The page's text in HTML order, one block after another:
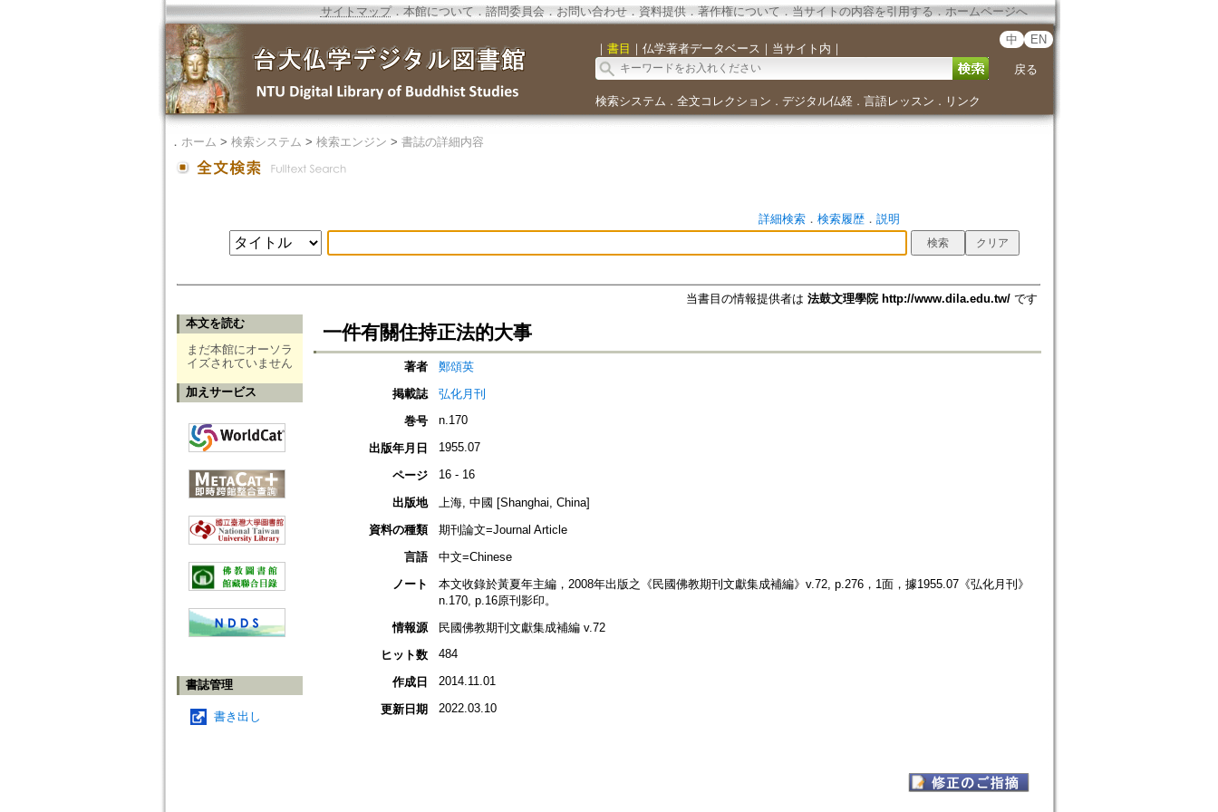
サイトマップ．本館について ． 諮問委員会． お問い合わせ． 資料提供． 著作権について．当サイトの内容を引用する ． ホームページへ
｜ 書目 ｜ 仏学著者データベース ｜ 当サイト内 ｜
中 EN
戻る
検索システム ． 全文コレクション ． デジタル仏経． 言語レッスン ． リンク
． ホーム > 検索システム > 検索エンジン > 書誌の詳細内容
詳細検索． 検索履歴． 説明
当書目の情報提供者は 法鼓文理學院 http://www.dila.edu.tw/です
本文を読む
まだ本館にオーソラ
イズされていません
加えサービス
書誌管理
書き出し
一件有關住持正法的大事
著者
鄭頌英
掲載誌
弘化月刊
巻号
n.170
出版年月日 1955.07
ページ 16 - 16
出版地
上海, 中國 [Shanghai, China]
資料の種類
期刊論文=Journal Article
言語
中文=Chinese
ノート
本文收錄於黃夏年主編，2008年出版之《民國佛教期刊文獻集成補編》v.72, p.276，1面，據1955.07《弘化月刊》
n.170, p.16原刊影印。
情報源
民國佛教期刊文獻集成補編 v.72
ヒット数
484
作成日 2014.11.01
更新日期 2022.03.10